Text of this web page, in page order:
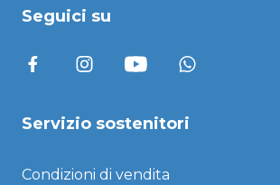
Seguici su
Servizio sostenitori
Condizioni di vendita